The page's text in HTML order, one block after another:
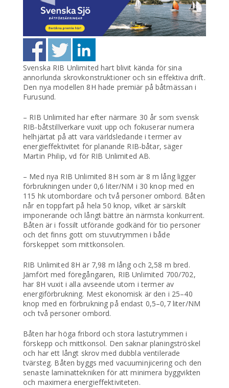
Svenska RIB Unlimited hart blivit kända för sina
annorlunda skrovkonstruktioner och sin effektiva drift.
Den nya modellen 8H hade premiär på båtmässan i
Furusund.
– RIB Unlimited har efter närmare 30 år som svensk
RIB-båtstillverkare vuxit upp och fokuserar numera
helhjärtat på att vara världsledande i termer av
energieffektivitet för planande RIB-båtar, säger
Martin Philip, vd för RIB Unlimited AB.
– Med nya RIB Unlimited 8H som är 8 m lång ligger
förbrukningen under 0,6 liter/NM i 30 knop med en
115 hk utombordare och två personer ombord. Båten
når en toppfart på hela 50 knop, vilket är särskilt
imponerande och långt bättre än närmsta konkurrent.
Båten är i fossilt utförande godkänd för tio personer
och det finns gott om stuvutrymmen i både
förskeppet som mittkonsolen.
RIB Unlimited 8H är 7,98 m lång och 2,58 m bred.
Jämfört med föregångaren, RIB Unlimited 700/702,
har 8H vuxit i alla avseende utom i termer av
energiförbrukning. Mest ekonomisk är den i 25–40
knop med en förbrukning på endast 0,5–0,7 liter/NM
och två personer ombord.
Båten har höga fribord och stora lastutrymmen i
förskepp och mittkonsol. Den saknar planingströskel
och har ett långt skrov med dubbla ventilerade
tvärsteg. Båten byggs med vacuuminjicering och den
senaste laminattekniken för att minimera byggvikten
och maximera energieffektiviteten.